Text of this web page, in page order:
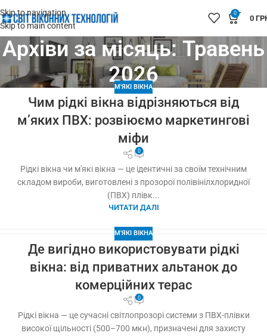
Skip to navigation
Skip to main content
0
0
Архіви за місяць: Травень
2026
М'ЯКІ ВІКНА
Чим рідкі вікна відрізняються від
м’яких ПВХ: розвіюємо маркетингові
міфи
0
Рідкі вікна чи м'які вікна — це ідентичні за своїм технічним
складом вироби, виготовлені з прозорої полівінілхлоридної
(ПВХ) плівк...
ЧИТАТИ ДАЛІ
М'ЯКІ ВІКНА
Де вигідно використовувати рідкі
вікна: від приватних альтанок до
комерційних терас
0
Рідкі вікна — це сучасні світлопрозорі системи з ПВХ-плівки
високої щільності (500–700 мкн), призначені для захисту